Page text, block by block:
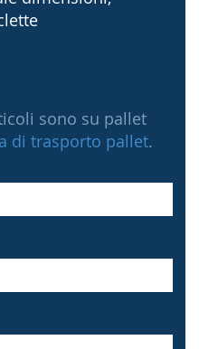
sono su pallet
di trasporto pallet.